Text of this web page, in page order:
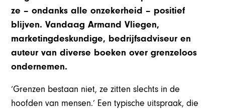
ze – ondanks alle onzekerheid – positief
blijven. Vandaag Armand Vliegen,
marketingdeskundige, bedrijfsadviseur en
auteur van diverse boeken over grenzeloos
ondernemen.
‘Grenzen bestaan niet, ze zitten slechts in de
hoofden van mensen.’ Een typische uitspraak, die